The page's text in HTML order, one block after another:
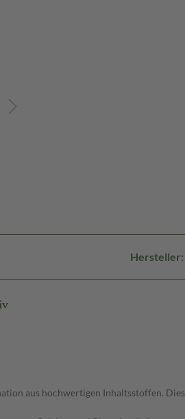
Hersteller:
aus hochwertigen Inhaltsstoffen.